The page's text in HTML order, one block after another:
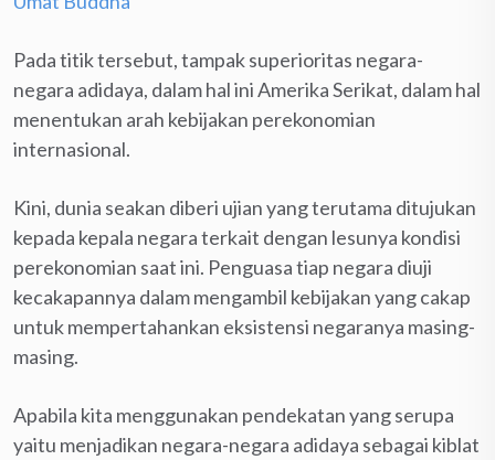
Pada titik tersebut, tampak superioritas negara-
negara adidaya, dalam hal ini Amerika Serikat, dalam hal
menentukan arah kebijakan perekonomian
internasional.
Kini, dunia seakan diberi ujian yang terutama ditujukan
kepada kepala negara terkait dengan lesunya kondisi
perekonomian saat ini. Penguasa tiap negara diuji
kecakapannya dalam mengambil kebijakan yang cakap
untuk mempertahankan eksistensi negaranya masing-
masing.
Apabila kita menggunakan pendekatan yang serupa
yaitu menjadikan negara-negara adidaya sebagai kiblat